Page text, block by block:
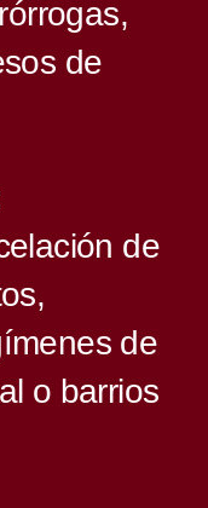
de
de
de
o barrios